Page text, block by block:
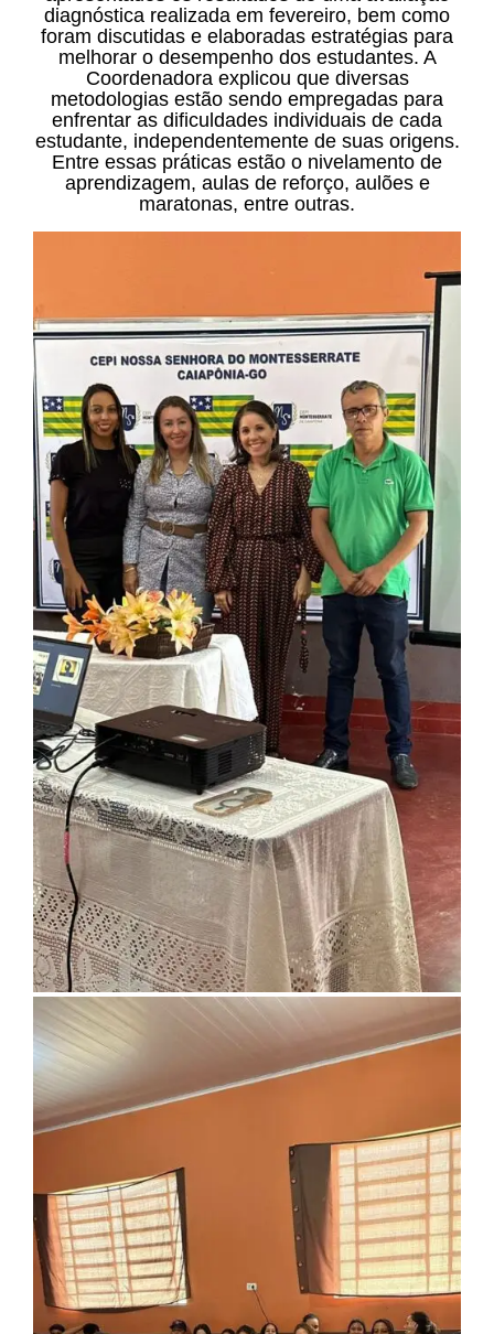
diagnóstica realizada em fevereiro, bem como
foram discutidas e elaboradas estratégias para
melhorar o desempenho dos estudantes. A
Coordenadora explicou que diversas
metodologias estão sendo empregadas para
enfrentar as dificuldades individuais de cada
estudante, independentemente de suas origens.
Entre essas práticas estão o nivelamento de
aprendizagem, aulas de reforço, aulões e
maratonas, entre outras.